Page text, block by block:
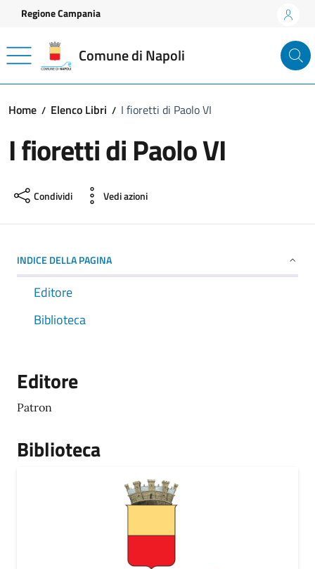
Vai ai contenuti
Vai al footer
Regione Campania
Comune di Napoli
Home Elenco Libri I fioretti di Paolo VI
I fioretti di Paolo VI
Condividi Vedi azioni
INDICE DELLA PAGINA
Editore
Biblioteca
Editore
Patron
Biblioteca